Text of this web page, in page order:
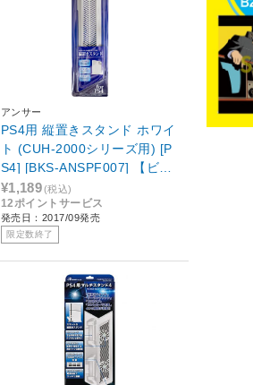
アンサー
PS4用 縦置きスタンド ホワイ
ト (CUH-2000シリーズ用) [P
S4] [BKS-ANSPF007] 【ビッ
クカメラグループオリジナ
ル】
¥1,189(税込)
12ポイントサービス
発売日：2017/09発売
限定数終了